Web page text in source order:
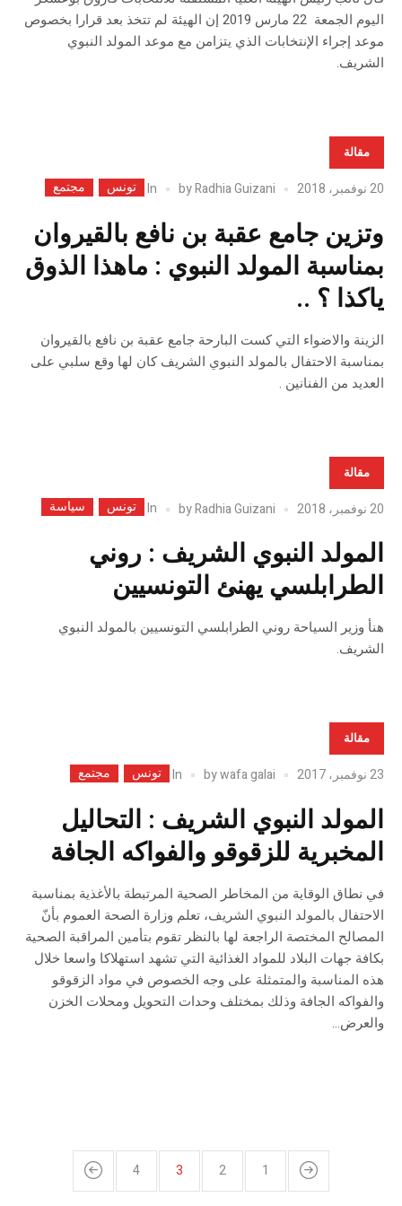
اليوم الجمعة 22 مارس 2019 إن الهيئة لم تتخذ بعد قرارا بخصوص
موعد إجراء الإنتخابات الذي يتزامن مع موعد المولد النبوي
الشريف.
مقالة
20 نوفمبر، 2018 byRadhia Guizani
In تونس مجتمع
وتزين جامع عقبة بن نافع بالقيروان
بمناسبة المولد النبوي : ماهذا الذوق
ياكذا ؟ ..
الزينة والاضواء التي كست البارحة جامع عقبة بن نافع بالقيروان
بمناسبة الاحتفال بالمولد النبوي الشريف كان لها وقع سلبي على
العديد من الفنانين .
مقالة
20 نوفمبر، 2018 byRadhia Guizani
In تونس سياسة
المولد النبوي الشريف : روني
الطرابلسي يهنئ التونسيين
هنأ وزير السياحة روني الطرابلسي التونسيين بالمولد النبوي
الشريف.
مقالة
23 نوفمبر، 2017 bywafa galai
In تونس مجتمع
المولد النبوي الشريف : التحاليل
المخبرية للزقوقو والفواكه الجافة
في نطاق الوقاية من المخاطر الصحية المرتبطة بالأغذية بمناسبة
الاحتفال بالمولد النبوي الشريف، تعلم وزارة الصحة العموم بأنّ
المصالح المختصة الراجعة لها بالنظر تقوم بتأمين المراقبة الصحية
بكافة جهات البلاد للمواد الغذائية التي تشهد استهلاكا واسعا خلال
هذه المناسبة والمتمثلة على وجه الخصوص في مواد الزقوقو
والفواكه الجافة وذلك بمختلف وحدات التحويل ومحلات الخزن
والعرض...
1
2
3
4